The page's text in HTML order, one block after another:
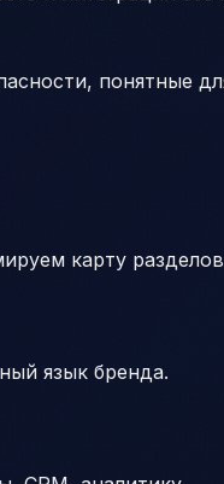
понятные
карту
язык бренда.